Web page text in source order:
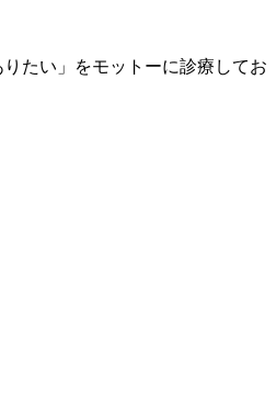
りたい」をモットーに診療してお